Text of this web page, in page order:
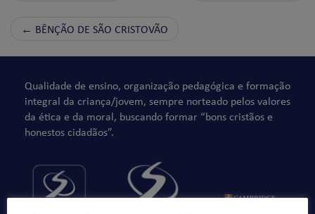
← BÊNÇÃO DE SÃO CRISTOVÃO
Qualidade de ensino, organização pedagógica e formação
integral da criança/jovem, sempre norteado pelos valores
da ética e da moral, buscando formar “bons cristãos e
honestos cidadãos”.